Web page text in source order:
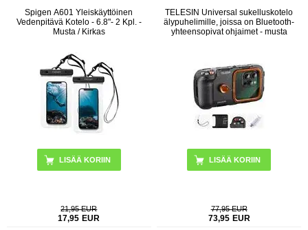
Spigen A601 Yleiskäyttöinen
Vedenpitävä Kotelo - 6.8"- 2 Kpl. -
Musta / Kirkas
21,95 EUR
17,95 EUR
TELESIN Universal sukelluskotelo
älypuhelimille, joissa on Bluetooth-
yhteensopivat ohjaimet - musta
77,95 EUR
73,95 EUR